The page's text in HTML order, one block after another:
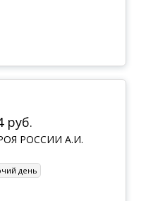
руб.
РОССИИ А.И.
день